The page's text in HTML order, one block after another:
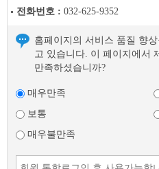
전화번호 : 032-625-9352
홈페이지의 서비스 품질 향
고 있습니다. 이 페이지에서
만족하셨습니까?
매우만족
보통
매우불만족